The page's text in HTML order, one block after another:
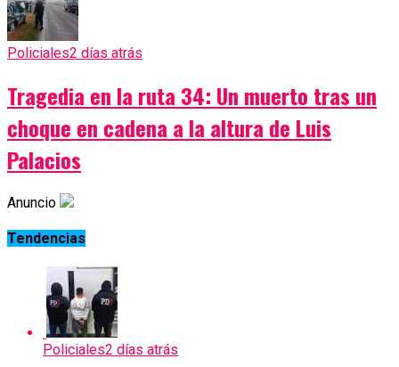
Policiales2 días atrás
Tragedia en la ruta 34: Un muerto tras un
choque en cadena a la altura de Luis
Palacios
Anuncio
Tendencias
Policiales2 días atrás